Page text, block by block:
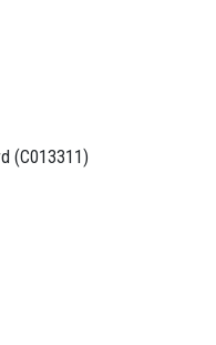
(C013311)